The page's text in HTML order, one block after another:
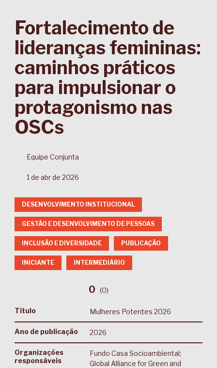
Fortalecimento de
lideranças femininas:
caminhos práticos
para impulsionar o
protagonismo nas
OSCs
Equipe Conjunta
1 de abr de 2026
DESENVOLVIMENTO INSTITUCIONAL
GESTÃO E DESENVOLVIMENTO DE PESSOAS
INCLUSÃO E DIVERSIDADE PUBLICAÇÃO
INICIANTE INTERMEDIÁRIO
0 (0)
Título Mulheres Potentes 2026
Ano de publicação 2026
Organizações
responsáveis
Fundo Casa Socioambiental;
Global Alliance for Green and